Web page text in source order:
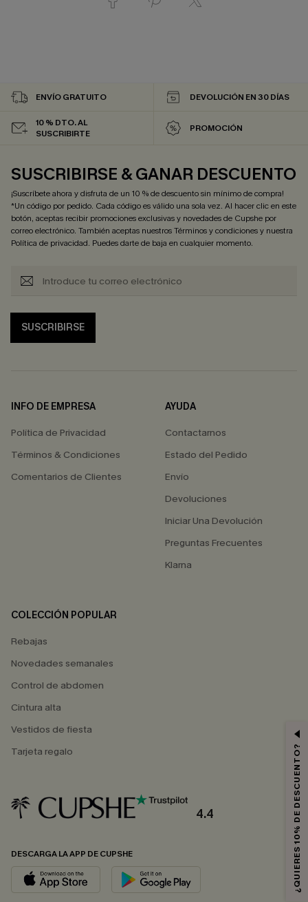
ENVÍO GRATUITO DEVOLUCIÓN EN 30 DÍAS
10 % DTO. AL
SUSCRIBIRTE
PROMOCIÓN
SUSCRIBIRSE & GANAR DESCUENTO
¡Suscríbete ahora y disfruta de un 10 % de descuento sin mínimo de compra!
*Un código por pedido. Cada código es válido una sola vez. Al hacer clic en este
botón, aceptas recibir promociones exclusivas y novedades de Cupshe por
correo electrónico. También aceptas nuestrosTérminos y condicionesy nuestra
Política de privacidad. Puedes darte de baja en cualquier momento.
SUSCRIBIRSE
INFO DE EMPRESA
Política de Privacidad
Términos & Condiciones
Comentarios de Clientes
AYUDA
Contactarnos
Estado del Pedido
Envío
Devoluciones
Iniciar Una Devolución
Preguntas Frecuentes
Klarna
COLECCIÓN POPULAR
Rebajas
Novedades semanales
Control de abdomen
Cintura alta
Vestidos de fiesta
Tarjeta regalo
4.4
DESCARGA LA APP DE CUPSHE ¿QUIERES 10% DE DESCUENTO?